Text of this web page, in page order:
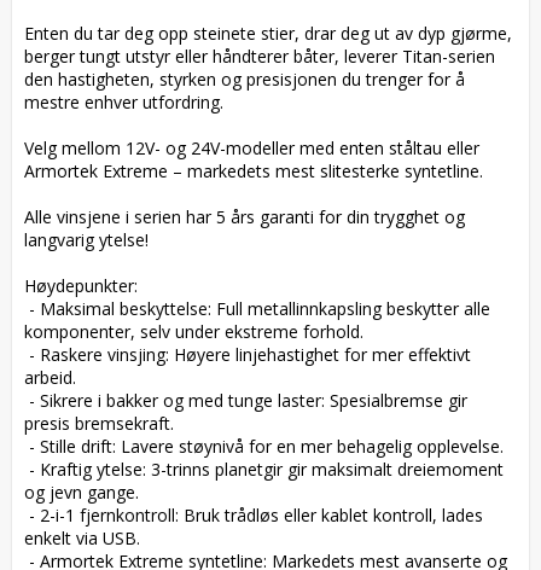
Enten du tar deg opp steinete stier, drar deg ut av dyp gjørme,
berger tungt utstyr eller håndterer båter, leverer Titan-serien
den hastigheten, styrken og presisjonen du trenger for å
mestre enhver utfordring.
Velg mellom 12V- og 24V-modeller med enten ståltau eller
Armortek Extreme – markedets mest slitesterke syntetline.
Alle vinsjene i serien har 5 års garanti for din trygghet og
langvarig ytelse!
Høydepunkter:
komponenter, selv under ekstreme forhold.
arbeid.
presis bremsekraft.
og jevn gange.
enkelt via USB.